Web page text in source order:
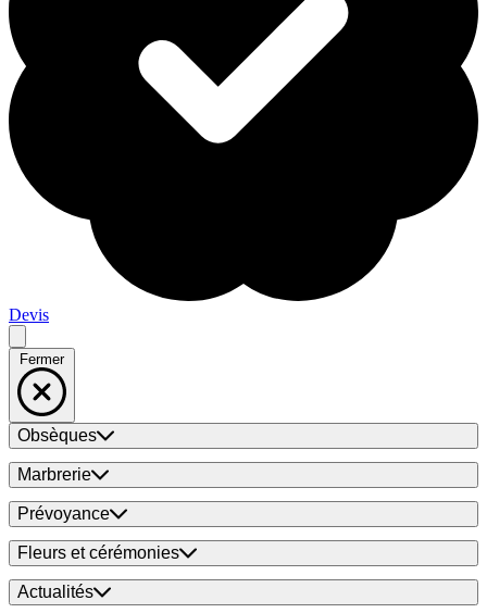
Devis
Fermer
Obsèques
Marbrerie
Prévoyance
Fleurs et cérémonies
Actualités